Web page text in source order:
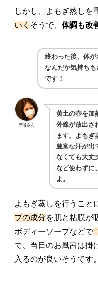
しかし、よもぎ蒸しを
いく そうで、 体調も改
終わった後、体が
なんだか気持ち
です！
守谷さん
黄土の壺を加
外線が放出さ
ます。よもぎ
豊富な汗が出
なくても大丈
など使わずに
よ。
よもぎ蒸しを行うこと
ブの成分を肌と粘膜が
ボディーソープなどで
で、当日のお風呂は掛
入るのが良いそうです。